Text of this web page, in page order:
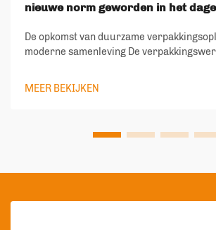
nieuwe norm geworden in het
De opkomst van duurzame
moderne samenleving De
doorgemaakt, waarbij milieuvriendelijke
MEER BEKIJKEN